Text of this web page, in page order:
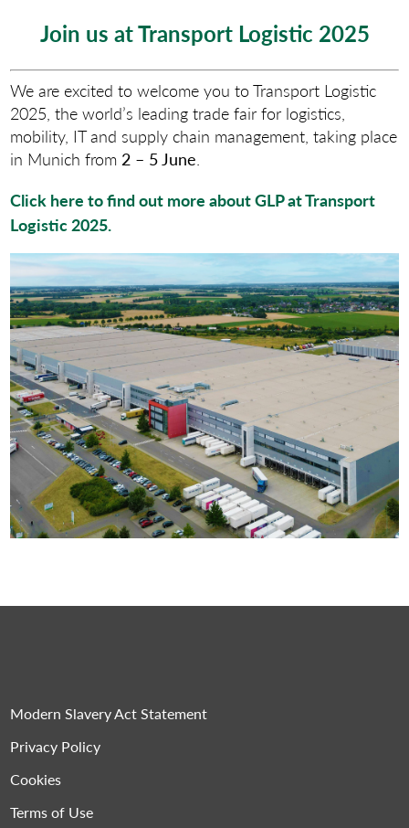
Join us at Transport Logistic 2025
We are excited to welcome you to Transport Logistic
2025, the world’s leading trade fair for logistics,
mobility, IT and supply chain management, taking place
in Munich from2 – 5 June.
Click here to find out more about GLP at Transport
Logistic 2025.
Modern Slavery Act Statement
Privacy Policy
Cookies
Terms of Use